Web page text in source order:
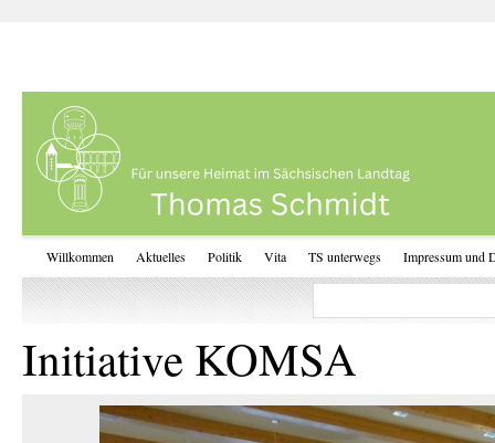
Willkommen Aktuelles Politik Vita TS unterwegs Impressum und
Initiative KOMSA